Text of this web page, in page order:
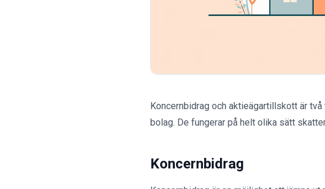
Koncernbidrag och aktieägartillskott är
bolag. De fungerar på helt olika sätt
Koncernbidrag